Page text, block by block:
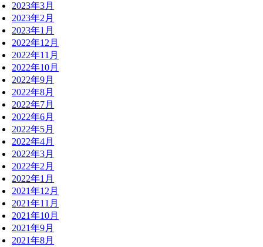
2023年3月
2023年2月
2023年1月
2022年12月
2022年11月
2022年10月
2022年9月
2022年8月
2022年7月
2022年6月
2022年5月
2022年4月
2022年3月
2022年2月
2022年1月
2021年12月
2021年11月
2021年10月
2021年9月
2021年8月